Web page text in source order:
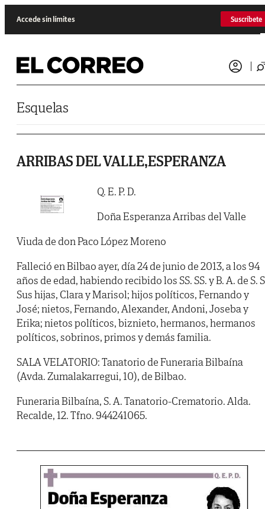
Accede sin límites Suscríbete
Esquelas
ARRIBAS DEL VALLE,ESPERANZA
Q. E. P. D.
Doña Esperanza Arribas del Valle
Viuda de don Paco López Moreno
Falleció en Bilbao ayer, día 24 de junio de 2013, a los 94
años de edad, habiendo recibido los SS. SS. y B. A. de S.
Sus hijas, Clara y Marisol; hijos políticos, Fernando y
José; nietos, Fernando, Alexander, Andoni, Joseba y
Erika; nietos políticos, biznieto, hermanos, hermanos
políticos, sobrinos, primos y demás familia.
SALA VELATORIO: Tanatorio de Funeraria Bilbaína
(Avda. Zumalakarregui, 10), de Bilbao.
Funeraria Bilbaína, S. A. Tanatorio-Crematorio. Alda.
Recalde, 12. Tfno. 944241065.